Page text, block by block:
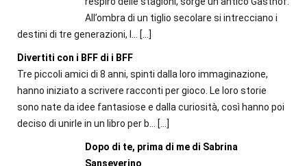
All’ombra di un tiglio secolare si intrecciano i
destini di tre generazioni, l...
[…]
Divertiti con i BFF di i BFF
Tre piccoli amici di 8 anni, spinti dalla loro immaginazione,
hanno iniziato a scrivere racconti per gioco. Le loro storie
sono nate da idee fantasiose e dalla curiosità, così hanno poi
deciso di unirle in un libro per b...
[…]
Dopo di te, prima di me di Sabrina
Sanseverino